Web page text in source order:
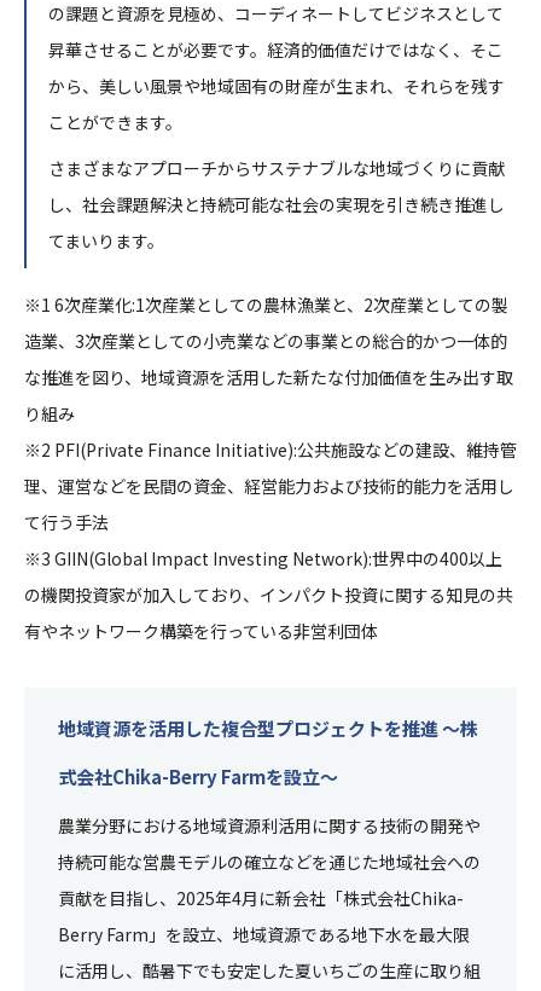
の課題と資源を見極め、コーディネートしてビジネスとして
昇華させることが必要です。経済的価値だけではなく、そこ
から、美しい風景や地域固有の財産が生まれ、それらを残す
ことができます。
さまざまなアプローチからサステナブルな地域づくりに貢献
し、社会課題解決と持続可能な社会の実現を引き続き推進し
てまいります。
※1 6次産業化:1次産業としての農林漁業と、2次産業としての製
造業、3次産業としての小売業などの事業との総合的かつ一体的
な推進を図り、地域資源を活用した新たな付加価値を生み出す取
り組み
※2 PFI(Private Finance Initiative):公共施設などの建設、維持管
理、運営などを民間の資金、経営能力および技術的能力を活用し
て行う手法
※3 GIIN(Global Impact Investing Network):世界中の400以上
の機関投資家が加入しており、インパクト投資に関する知見の共
有やネットワーク構築を行っている非営利団体
地域資源を活用した複合型プロジェクトを推進 ～株
式会社Chika-Berry Farmを設立～
農業分野における地域資源利活用に関する技術の開発や
持続可能な営農モデルの確立などを通じた地域社会への
貢献を目指し、2025年4月に新会社「株式会社Chika-
Berry Farm」を設立、地域資源である地下水を最大限
に活用し、酷暑下でも安定した夏いちごの生産に取り組